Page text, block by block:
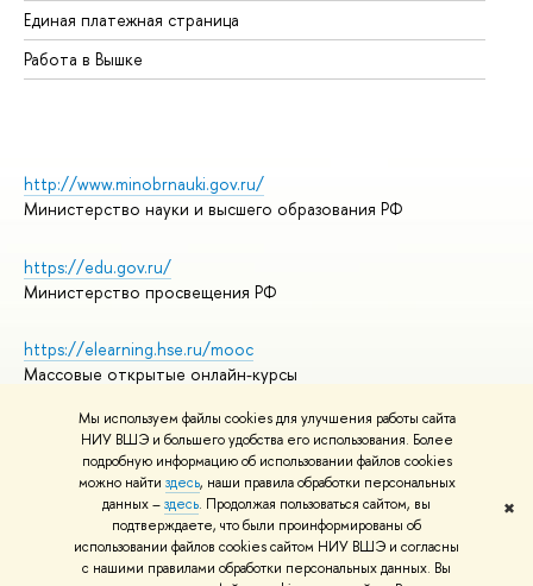
Мы используем файлы cookies для улучшения работы сайта
НИУ ВШЭ и большего удобства его использования. Более
подробную информацию об использовании файлов cookies
можно найти здесь, наши правила обработки персональных
данных –здесь. Продолжая пользоваться сайтом, вы
подтверждаете, что были проинформированы об
использовании файлов cookies сайтом НИУ ВШЭ и согласны
с нашими правилами обработки персональных данных. Вы
✖
Единая платежная страница
Работа в Вышке
http://www.minobrnauki.gov.ru/
Министерство науки и высшего образования РФ
https://edu.gov.ru/
Министерство просвещения РФ
https://elearning.hse.ru/mooc
Массовые открытые онлайн-курсы
© НИУ ВШЭ 1993–2026
Адреса и контакты
Условия использования материалов
Политика конфиденциальности
Правила применения рекомендательных технологий в НИУ ВШЭ